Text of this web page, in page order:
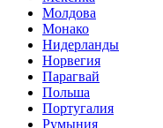
Молдова
Монако
Нидерланды
Норвегия
Парагвай
Польша
Португалия
Румыния